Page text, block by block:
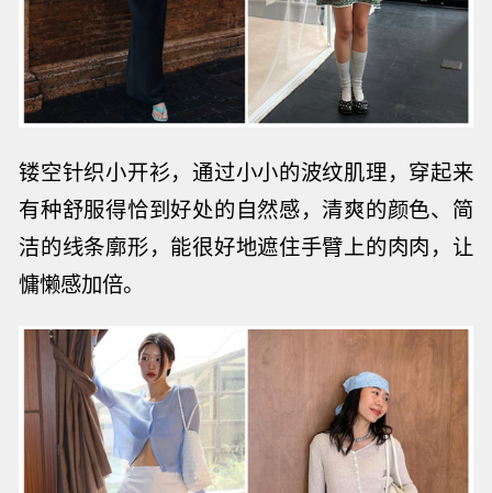
镂空针织小开衫，通过小小的波纹肌理，穿起来
有种舒服得恰到好处的自然感，清爽的颜色、简
洁的线条廓形，能很好地遮住手臂上的肉肉，让
慵懒感加倍。